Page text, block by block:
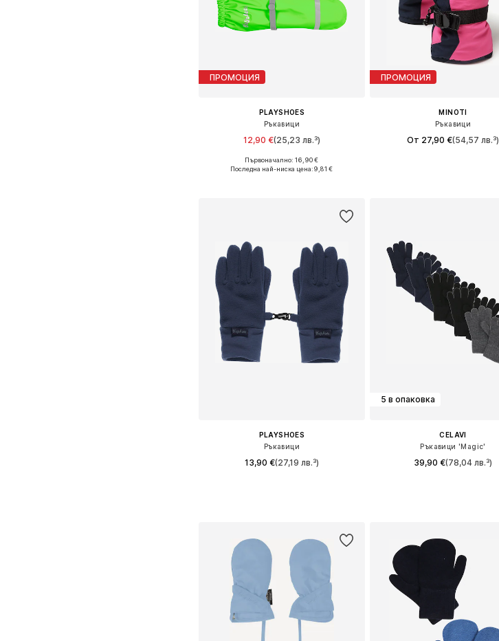
ПРОМОЦИЯ
PLAYSHOES
Ръкавици
12,90 €(25,23 лв.³)
Налични размери: XXS, XXS-XS
Първоначално: 16,90 €
Последна най-ниска цена:9,81 €
ПРОМОЦИЯ
MINOTI
Ръкавици
От 27,90 €(54,57 лв.³)
PLAYSHOES
Ръкавици
13,90 €(27,19 лв.³)
5 в опаковка
CELAVI
Ръкавици 'Magic'
39,90 €(78,04 лв.³)